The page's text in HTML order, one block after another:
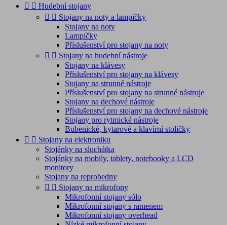
  Hudební stojany
  Stojany na noty a lampičky
Stojany na noty
Lampičky
Příslušenství pro stojany na noty
  Stojany na hudební nástroje
Stojany na klávesy
Příslušenství pro stojany na klávesy
Stojany na strunné nástroje
Příslušenství pro stojany na strunné nástroje
Stojany na dechové nástroje
Příslušenství pro stojany na dechové nástroje
Stojany pro rytmické nástroje
Bubenické, kytarové a klavírní stoličky
  Stojany na elektroniku
Stojánky na sluchátka
Stojánky na mobily, tablety, notebooky a LCD
monitory
Stojany na reprobedny
  Stojany na mikrofony
Mikrofonní stojany sólo
Mikrofonní stojany s ramenem
Mikrofonní stojany overhead